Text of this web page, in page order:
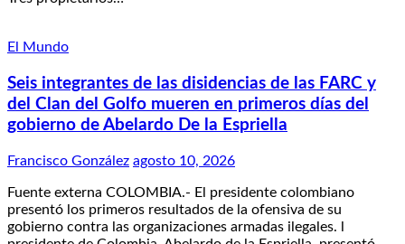
El Mundo
Seis integrantes de las disidencias de las FARC y
del Clan del Golfo mueren en primeros días del
gobierno de Abelardo De la Espriella
Francisco González agosto 10, 2026
Fuente externa COLOMBIA.- El presidente colombiano
presentó los primeros resultados de la ofensiva de su
gobierno contra las organizaciones armadas ilegales. l